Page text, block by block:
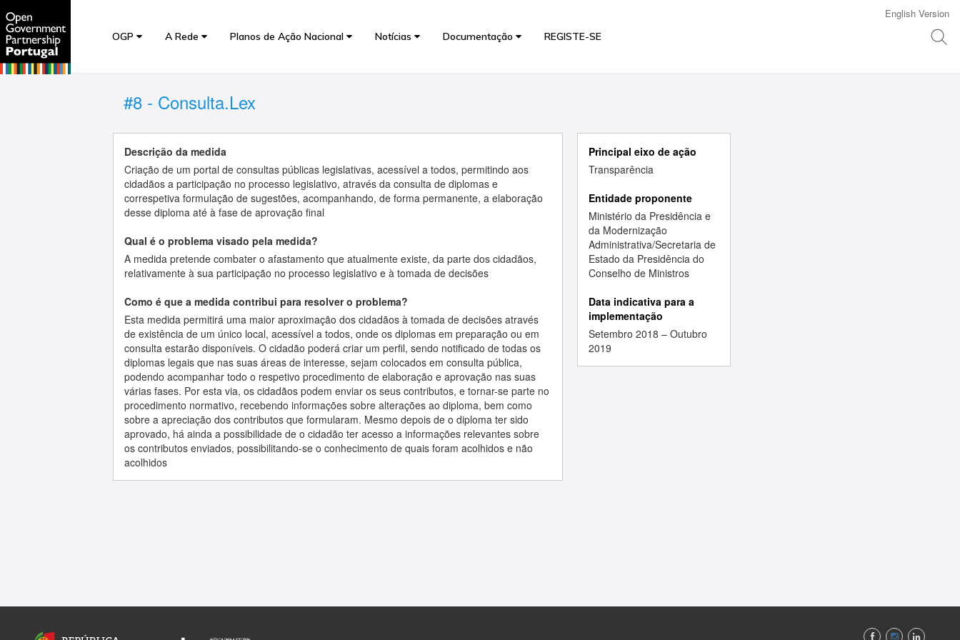
OGP A Rede Planos de Ação Nacional Notícias Documentação REGISTE-SE
English Version
#8 - Consulta.Lex
Descrição da medida
Criação de um portal de consultas públicas legislativas, acessível a todos, permitindo aos
cidadãos a participação no processo legislativo, através da consulta de diplomas e
correspetiva formulação de sugestões, acompanhando, de forma permanente, a elaboração
desse diploma até à fase de aprovação final
Qual é o problema visado pela medida?
A medida pretende combater o afastamento que atualmente existe, da parte dos cidadãos,
relativamente à sua participação no processo legislativo e à tomada de decisões
Como é que a medida contribui para resolver o problema?
Esta medida permitirá uma maior aproximação dos cidadãos à tomada de decisões através
de existência de um único local, acessível a todos, onde os diplomas em preparação ou em
consulta estarão disponíveis. O cidadão poderá criar um perfil, sendo notificado de todas os
diplomas legais que nas suas áreas de interesse, sejam colocados em consulta pública,
podendo acompanhar todo o respetivo procedimento de elaboração e aprovação nas suas
várias fases. Por esta via, os cidadãos podem enviar os seus contributos, e tornar-se parte no
procedimento normativo, recebendo informações sobre alterações ao diploma, bem como
sobre a apreciação dos contributos que formularam. Mesmo depois de o diploma ter sido
aprovado, há ainda a possibilidade de o cidadão ter acesso a informações relevantes sobre
os contributos enviados, possibilitando-se o conhecimento de quais foram acolhidos e não
acolhidos
Principal eixo de ação
Transparência
Entidade proponente
Ministério da Presidência e
da Modernização
Administrativa/Secretaria de
Estado da Presidência do
Conselho de Ministros
Data indicativa para a
implementação
Setembro 2018 – Outubro
2019